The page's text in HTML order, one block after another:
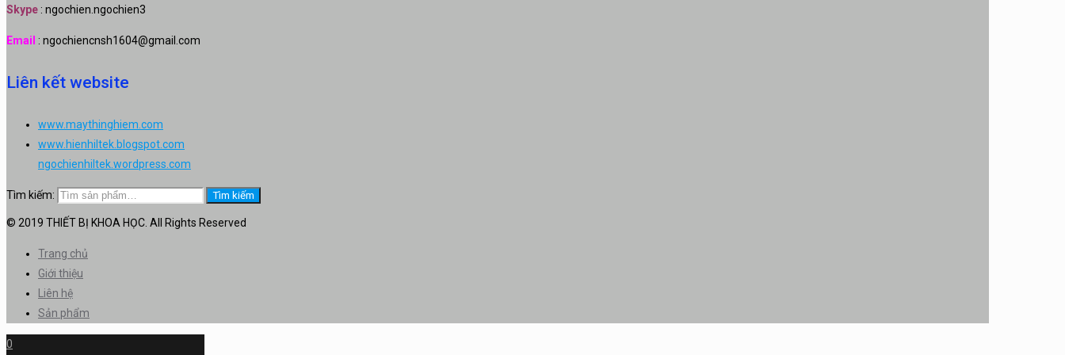
Skype : ngochien.ngochien3
Email : ngochiencnsh1604@gmail.com
Liên kết website
www.maythinghiem.com
www.hienhiltek.blogspot.com
ngochienhiltek.wordpress.com
Tìm kiếm: Tìm kiếm
© 2019 THIẾT BỊ KHOA HỌC. All Rights Reserved
Trang chủ
Giới thiệu
Liên hệ
Sản phẩm
0